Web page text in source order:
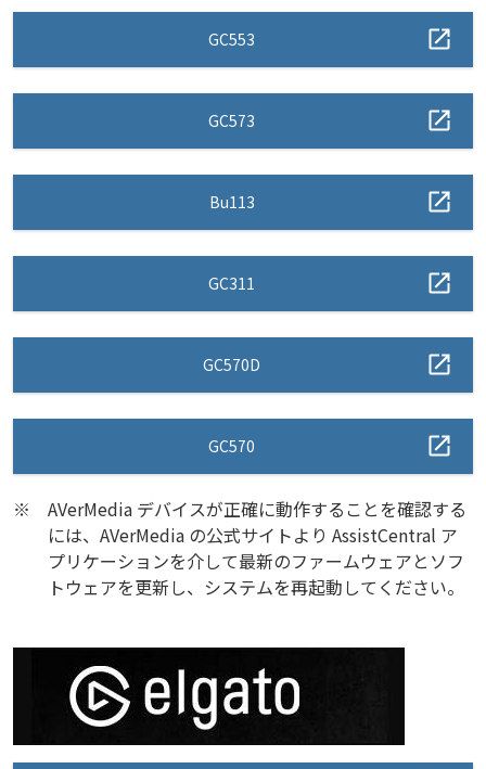
GC553
GC573
Bu113
GC311
GC570D
GC570
※
AVerMedia デバイスが正確に動作することを確認する
には、AVerMedia の公式サイトより AssistCentral ア
プリケーションを介して最新のファームウェアとソフ
トウェアを更新し、システムを再起動してください。